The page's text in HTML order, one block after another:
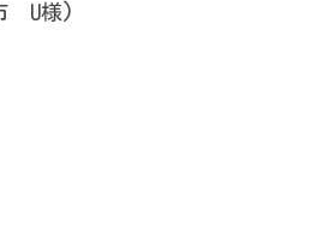
　U様)